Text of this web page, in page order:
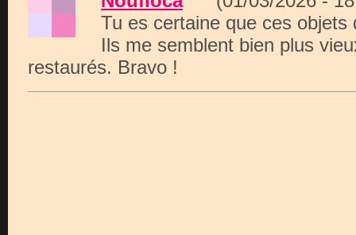
Tu es certaine que ces objets
Ils me semblent bien plus
restaurés. Bravo !